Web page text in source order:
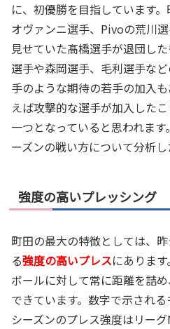
に、初優勝を目指しています
オヴァンニ選手、Pivoの荒川
見せていた髙橋選手が退団し
選手や森岡選手、毛利選手な
手のような期待の若手の加入
えば攻撃的な選手が加入した
一つとなっていると思われま
ーズンの戦い方について分析し
強度の高いプレッシング
町田の最大の特徴としては、
る強度の高いプレスにありま
ボールに対して常に距離を詰
できています。数字で示され
シーズンのプレス強度はリー